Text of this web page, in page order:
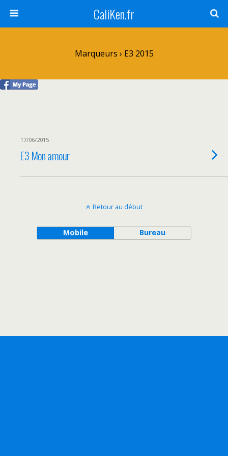
CaliKen.fr
Marqueurs › E3 2015
17/06/2015
E3 Mon amour
Retour au début
Mobile Bureau